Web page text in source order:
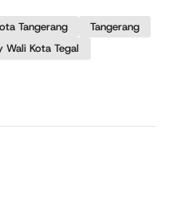
Tangerang
Tangerang
Wali Kota Tegal